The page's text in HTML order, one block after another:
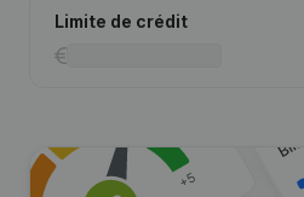
Limite de crédit